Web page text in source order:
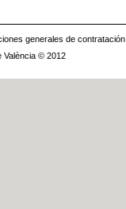
generales de contratación
València © 2012